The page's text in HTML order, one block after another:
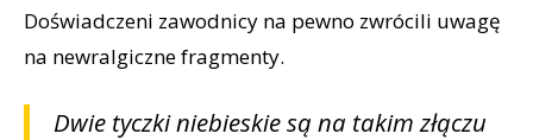
Doświadczeni zawodnicy na pewno zwrócili uwagę
na newralgiczne fragmenty.
Dwie tyczki niebieskie są na takim złączu